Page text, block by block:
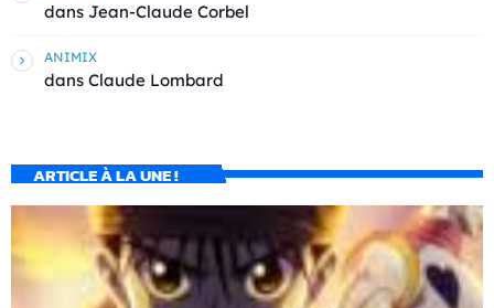
dans Jean-Claude Corbel
ANIMIX
dans Claude Lombard
ARTICLE À LA UNE !